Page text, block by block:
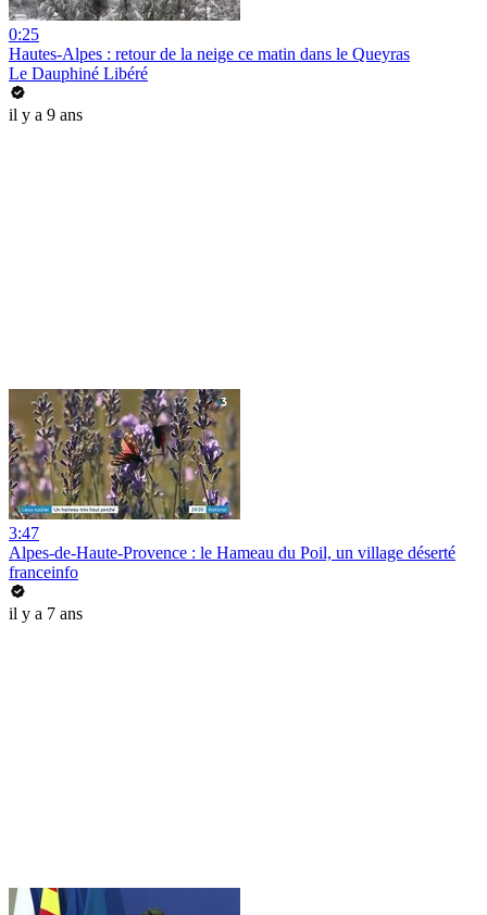
0:25
Hautes-Alpes : retour de la neige ce matin dans le Queyras
Le Dauphiné Libéré
il y a 9 ans
3:47
Alpes-de-Haute-Provence : le Hameau du Poil, un village déserté
franceinfo
il y a 7 ans